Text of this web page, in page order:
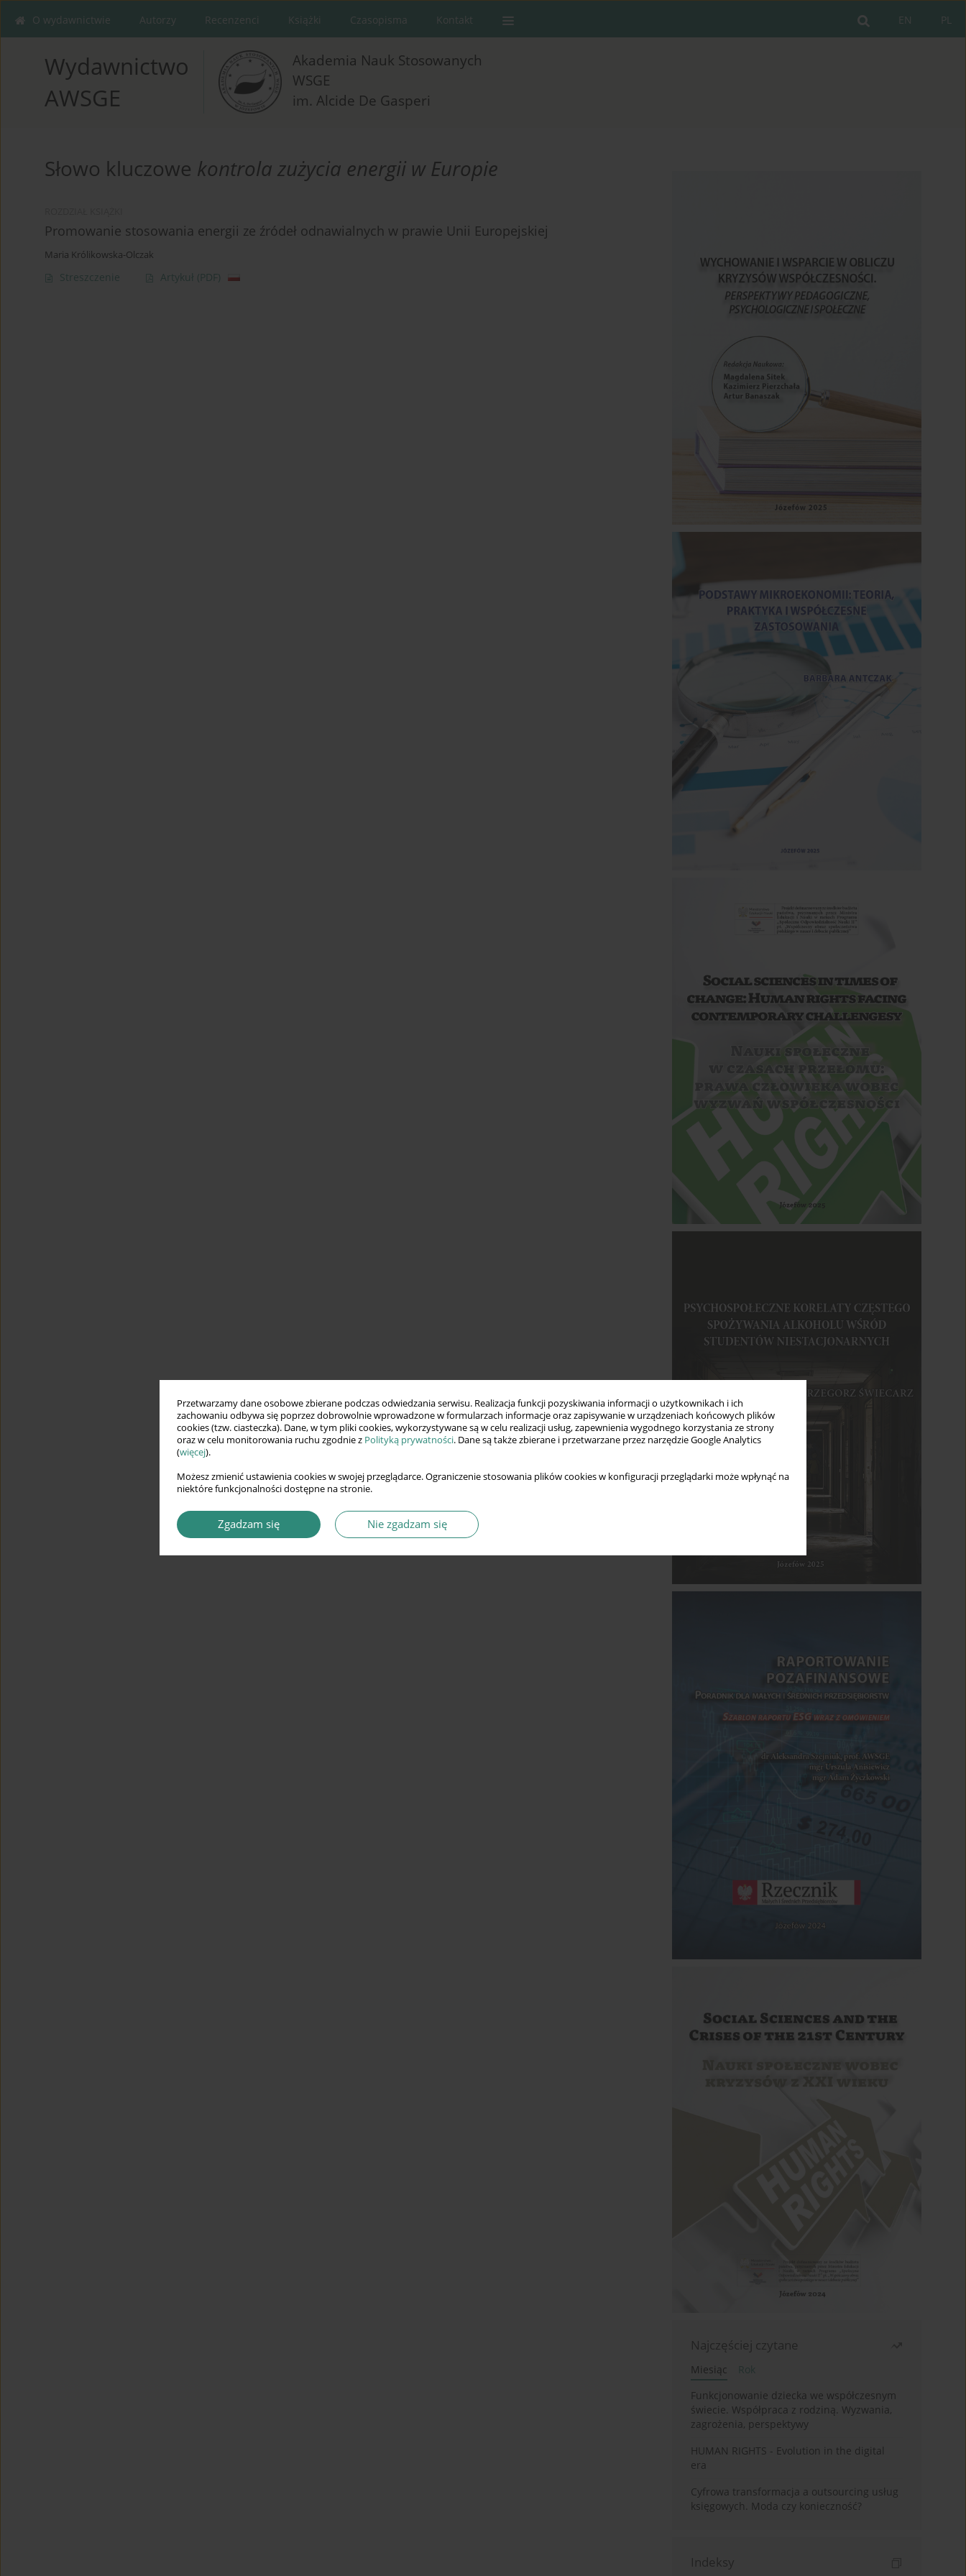
Przetwarzamy dane osobowe zbierane podczas odwiedzania serwisu. Realizacja funkcji pozyskiwania informacji o użytkownikach i ich
zachowaniu odbywa się poprzez dobrowolnie wprowadzone w formularzach informacje oraz zapisywanie w urządzeniach końcowych plików
cookies (tzw. ciasteczka). Dane, w tym pliki cookies, wykorzystywane są w celu realizacji usług, zapewnienia wygodnego korzystania ze strony
oraz w celu monitorowania ruchu zgodnie z Polityką prywatności. Dane są także zbierane i przetwarzane przez narzędzie Google Analytics
(więcej).
Możesz zmienić ustawienia cookies w swojej przeglądarce. Ograniczenie stosowania plików cookies w konfiguracji przeglądarki może wpłynąć na
niektóre funkcjonalności dostępne na stronie.
Zgadzam się Nie zgadzam się
PL
EN
O wydawnictwie Autorzy Recenzenci Książki Czasopisma Kontakt
Wydawnictwo
AWSGE
Akademia Nauk Stosowanych
WSGE
im. Alcide De Gasperi
Słowo kluczowe kontrola zużycia energii w Europie
Promowanie stosowania energii ze źródeł odnawialnych w prawie Unii Europejskiej
Maria Królikowska-Olczak
Streszczenie Artykuł (PDF)
Najczęściej czytane
Miesiąc
Rok
Funkcjonowanie dziecka we współczesnym
świecie. Współpraca z rodziną. Wyzwania,
zagrożenia, perspektywy
HUMAN RIGHTS - Evolution in the digital
era
Cyfrowa transformacja a outsourcing usług
księgowych. Moda czy konieczność?
Indeksy